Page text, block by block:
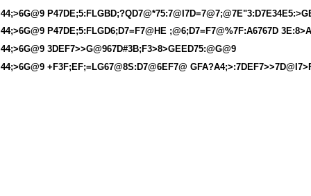
44;>6G@9
44;>6G@9 P47DE;5:FLGD6;D7=F7@HE ;@6;D7=F7@%7F:A6767D
44;>6G@9 3DEF7>>G@967D#3B;F3>8>GEED75:@G@9
44;>6G@9 +F3F;EF;=LG67@8S:D7@6EF7@